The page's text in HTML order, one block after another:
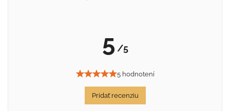
5 /5
5 hodnotení
Pridať recenziu